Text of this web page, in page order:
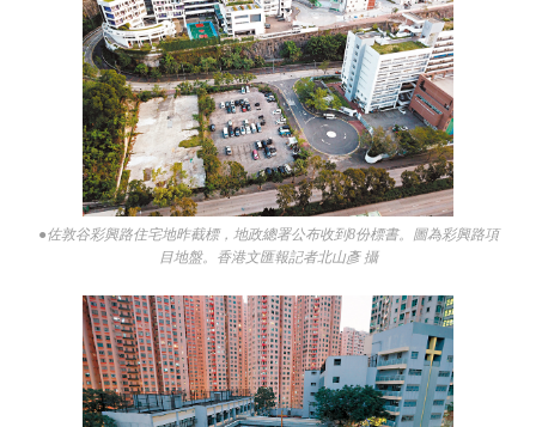
●佐敦谷彩興路住宅地昨截標，地政總署公布收到8份標書。圖為彩興路項
目地盤。香港文匯報記者北山彥 攝